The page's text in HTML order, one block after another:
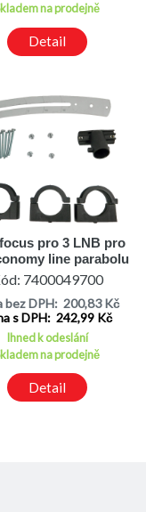
na prodejně
Detail
pro 3 LNB pro
line parabolu
80cm
7400049700
bez DPH: 200,83 Kč
s DPH: 242,99 Kč
Ihned k odeslání
na prodejně
Detail